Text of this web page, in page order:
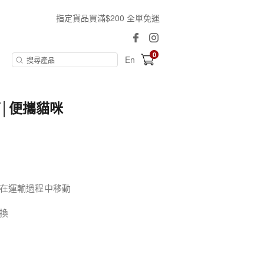
指定貨品買滿$200 全單免運
En 0
便攜貓咪
運輸過程中移動